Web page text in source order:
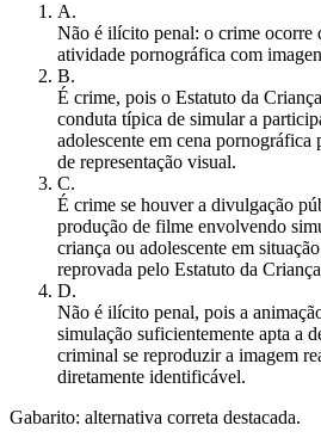
A.
Não é ilícito penal: o crime ocorre
atividade pornográfica com
B.
É crime, pois o Estatuto da
conduta típica de simular a
adolescente em cena
de representação visual.
C.
É crime se houver a divulgação
produção de filme envolvendo
criança ou adolescente em
reprovada pelo Estatuto da
D.
Não é ilícito penal, pois a
simulação suficientemente apta a
criminal se reproduzir a imagem
diretamente identificável.
Gabarito: alternativa correta destacada.